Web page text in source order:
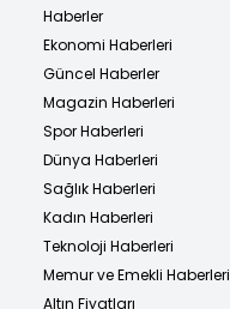
Haberler
Ekonomi Haberleri
Güncel Haberler
Magazin Haberleri
Spor Haberleri
Dünya Haberleri
Sağlık Haberleri
Kadın Haberleri
Teknoloji Haberleri
Memur ve Emekli Haberleri
Altın Fiyatları